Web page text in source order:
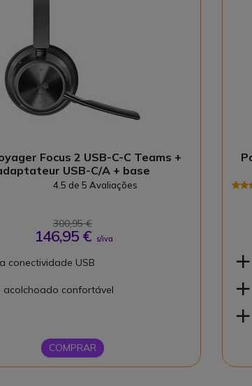
Focus 2 USB-C-C Teams +
USB-C/A + base
4.5 de 5 Avaliações
300,95 €
146,95 € s/iva
conectividade USB
acolchoado confortável
COMPRAR